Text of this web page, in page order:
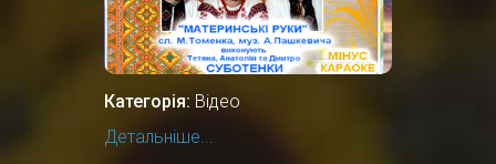
Категорія: Відео
Детальніше...